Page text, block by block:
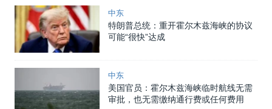
中东
特朗普总统：重开霍尔木兹海峡的协议
可能“很快”达成
中东
美国官员：霍尔木兹海峡临时航线无需
审批，也无需缴纳通行费或任何费用